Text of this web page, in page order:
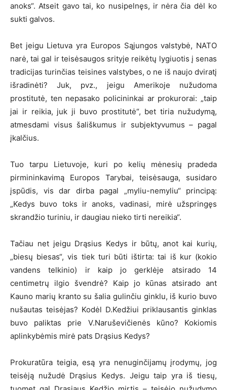
anoks“. Atseit gavo tai, ko nusipelnęs, ir nėra čia dėl ko
sukti galvos.
Bet jeigu Lietuva yra Europos Sąjungos valstybė, NATO
narė, tai gal ir teisėsaugos srityje reikėtų lygiuotis į senas
tradicijas turinčias teisines valstybes, o ne iš naujo dviratį
išradinėti? Juk, pvz., jeigu Amerikoje nužudoma
prostitutė, ten nepasako policininkai ar prokurorai: „taip
jai ir reikia, juk ji buvo prostitutė“, bet tiria nužudymą,
atmesdami visus šališkumus ir subjektyvumus – pagal
įkalčius.
Tuo tarpu Lietuvoje, kuri po kelių mėnesių pradeda
pirmininkavimą Europos Tarybai, teisėsauga, susidaro
įspūdis, vis dar dirba pagal „myliu-nemyliu“ principą:
„Kedys buvo toks ir anoks, vadinasi, mirė užspringęs
skrandžio turiniu, ir daugiau nieko tirti nereikia“.
Tačiau net jeigu Drąsius Kedys ir būtų, anot kai kurių,
„biesų biesas“, vis tiek turi būti ištirta: tai iš kur (kokio
vandens telkinio) ir kaip jo gerklėje atsirado 14
centimetrų ilgio švendrė? Kaip jo kūnas atsirado ant
Kauno marių kranto su šalia gulinčiu ginklu, iš kurio buvo
nušautas teisėjas? Kodėl D.Kedžiui priklausantis ginklas
buvo paliktas prie V.Naruševičienės kūno? Kokiomis
aplinkybėmis mirė pats Drąsius Kedys?
Prokuratūra teigia, esą yra nenuginčijamų įrodymų, jog
teisėją nužudė Drąsius Kedys. Jeigu taip yra iš tiesų,